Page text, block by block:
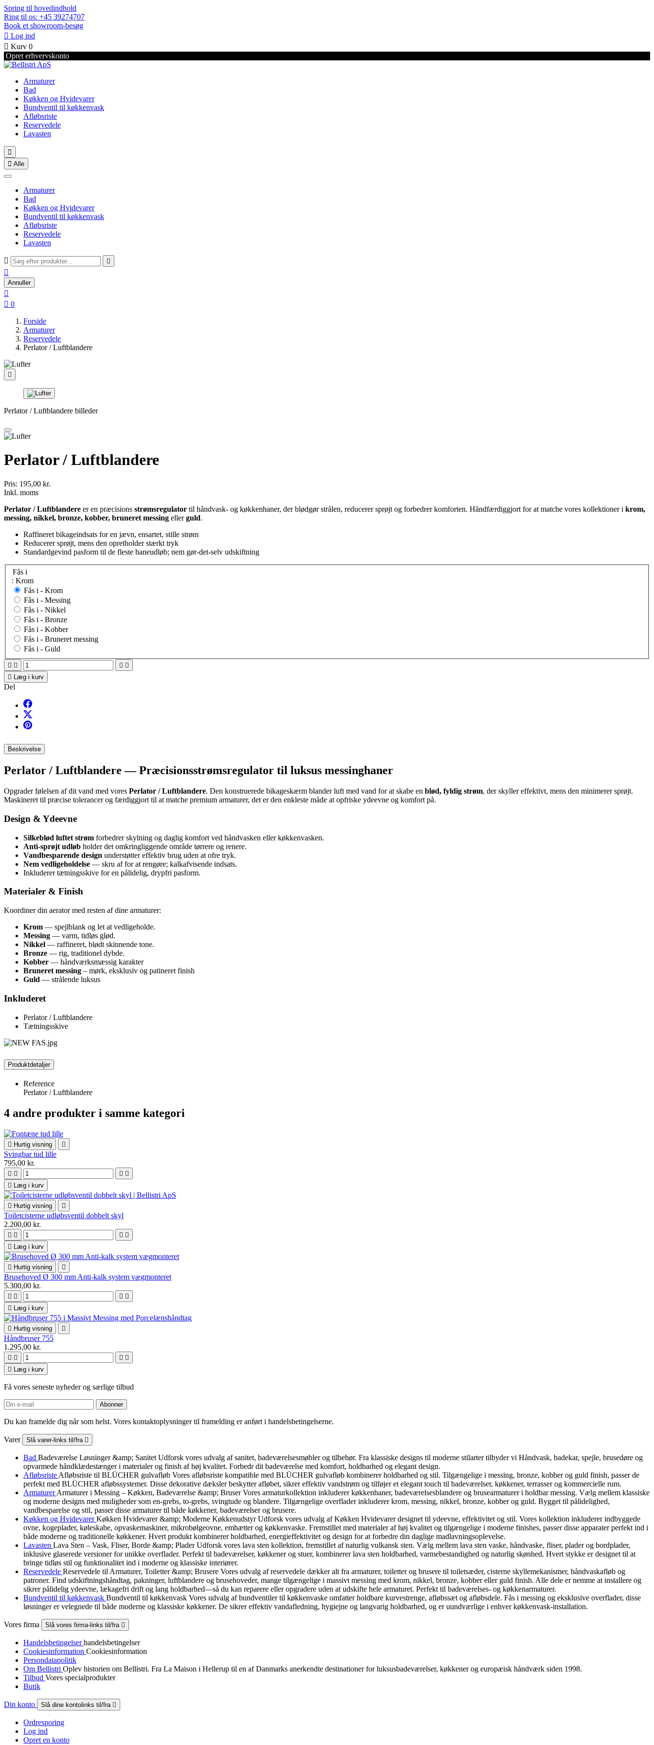
Spring til hovedindhold
Ring til os: +45 39274707
Book et showroom-besøg
 Log ind
 Kurv 0
Opret erhvervskonto
Armaturer
Bad
Køkken og Hvidevarer
Bundventil til køkkenvask
Afløbsriste
Reservedele
Lavasten

 Alle
Armaturer
Bad
Køkken og Hvidevarer
Bundventil til køkkenvask
Afløbsriste
Reservedele
Lavasten
 

Annuller

 0
Forside
Armaturer
Reservedele
Perlator / Luftblandere

Perlator / Luftblandere billeder
Perlator / Luftblandere
Pris: 195,00 kr.
Inkl. moms
Perlator / Luftblandere er en præcisions strømsregulator til håndvask- og køkkenhaner, der blødgør strålen, reducerer sprøjt og forbedrer komforten. Håndfærdiggjort for at matche vores kollektioner i krom,
messing, nikkel, bronze, kobber, bruneret messing ellerguld.
Raffineret bikageindsats for en jævn, ensartet, stille strøm
Reducerer sprøjt, mens den opretholder stærkt tryk
Standardgevind pasform til de fleste haneudløb; nem gør-det-selv udskiftning
Fås i
: Krom
Fås i - Krom
Fås i - Messing
Fås i - Nikkel
Fås i - Bronze
Fås i - Kobber
Fås i - Bruneret messing
Fås i - Guld
   
 Læg i kurv
Del
Beskrivelse
Perlator / Luftblandere — Præcisionsstrømsregulator til luksus messinghaner
Opgrader følelsen af dit vand med vores Perlator / Luftblandere. Den konstruerede bikageskærm blander luft med vand for at skabe en blød, fyldig strøm, der skyller effektivt, mens den minimerer sprøjt.
Maskineret til præcise tolerancer og færdiggjort til at matche premium armaturer, det er den enkleste måde at opfriske ydeevne og komfort på.
Design & Ydeevne
Silkeblød luftet strøm forbedrer skylning og daglig komfort ved håndvasken eller køkkenvasken.
Anti-sprøjt udløb holder det omkringliggende område tørrere og renere.
Vandbesparende design understøtter effektiv brug uden at ofre tryk.
Nem vedligeholdelse — skru af for at rengøre; kalkafvisende indsats.
Inkluderer tætningsskive for en pålidelig, drypfri pasform.
Materialer & Finish
Koordiner din aerator med resten af dine armaturer:
Krom — spejlblank og let at vedligeholde.
Messing — varm, tidløs glød.
Nikkel — raffineret, blødt skinnende tone.
Bronze — rig, traditionel dybde.
Kobber — håndværksmæssig karakter
Bruneret messing – mørk, eksklusiv og patineret finish
Guld — strålende luksus
Inkluderet
Perlator / Luftblandere
Tætningsskive
Produktdetaljer
Reference
Perlator / Luftblandere
4 andre produkter i samme kategori
 Hurtig visning 
Svingbar tud lille
795,00 kr.
   
 Læg i kurv
 Hurtig visning 
Toiletcisterne udløbsventil dobbelt skyl
2.200,00 kr.
   
 Læg i kurv
 Hurtig visning 
Brusehoved Ø 300 mm Anti-kalk system vægmonteret
5.300,00 kr.
   
 Læg i kurv
 Hurtig visning 
Håndbruser 755
1.295,00 kr.
   
 Læg i kurv
Få vores seneste nyheder og særlige tilbud
Du kan framelde dig når som helst. Vores kontaktoplysninger til framelding er anført i handelsbetingelserne.
Varer Slå varer-links til/fra 
Bad Badeværelse Løsninger &amp; Sanitet Udforsk vores udvalg af sanitet, badeværelsesmøbler og tilbehør. Fra klassiske designs til moderne stilarter tilbyder vi Håndvask, badekar, spejle, brusedøre og
opvarmede håndklædestænger i materialer og finish af høj kvalitet. Forbedr dit badeværelse med komfort, holdbarhed og elegant design.
Afløbsriste Afløbsriste til BLÜCHER gulvafløb Vores afløbsriste kompatible med BLÜCHER gulvafløb kombinerer holdbarhed og stil. Tilgængelige i messing, bronze, kobber og guld finish, passer de
perfekt med BLÜCHER afløbssystemer. Disse dekorative dæksler beskytter afløbet, sikrer effektiv vandstrøm og tilføjer et elegant touch til badeværelser, køkkener, terrasser og kommercielle rum.
ArmaturerArmaturer i Messing – Køkken, Badeværelse &amp; Bruser Vores armaturkollektion inkluderer køkkenhaner, badeværelsesblandere og brusearmaturer i holdbar messing. Vælg mellem klassiske
og moderne designs med muligheder som en-grebs, to-grebs, svingtude og blandere. Tilgængelige overflader inkluderer krom, messing, nikkel, bronze, kobber og guld. Bygget til pålidelighed,
vandbesparelse og stil, passer disse armaturer til både køkkener, badeværelser og brusere.
Køkken og HvidevarerKøkken Hvidevarer &amp; Moderne Køkkenudstyr Udforsk vores udvalg af Køkken Hvidevarer designet til ydeevne, effektivitet og stil. Vores kollektion inkluderer indbyggede
ovne, kogeplader, køleskabe, opvaskemaskiner, mikrobølgeovne, emhætter og køkkenvaske. Fremstillet med materialer af høj kvalitet og tilgængelige i moderne finishes, passer disse apparater perfekt ind i
både moderne og traditionelle køkkener. Hvert produkt kombinerer holdbarhed, energieffektivitet og design for at forbedre din daglige madlavningsoplevelse.
Lavasten Lava Sten – Vask, Fliser, Borde &amp; Plader Udforsk vores lava sten kollektion, fremstillet af naturlig vulkansk sten. Vælg mellem lava sten vaske, håndvaske, fliser, plader og bordplader,
inklusive glaserede versioner for unikke overflader. Perfekt til badeværelser, køkkener og stuer, kombinerer lava sten holdbarhed, varmebestandighed og naturlig skønhed. Hvert stykke er designet til at
bringe tidløs stil og funktionalitet ind i moderne og klassiske interiører.
Reservedele Reservedele til Armaturer, Toiletter &amp; Brusere Vores udvalg af reservedele dækker alt fra armaturer, toiletter og brusere til toiletsæder, cisterne skyllemekanismer, håndvaskafløb og
patroner. Find udskiftningshåndtag, pakninger, luftblandere og brusehoveder, mange tilgængelige i massivt messing med krom, nikkel, bronze, kobber eller guld finish. Alle dele er nemme at installere og
sikrer pålidelig ydeevne, lækagefri drift og lang holdbarhed—så du kan reparere eller opgradere uden at udskifte hele armaturet. Perfekt til badeværelses- og køkkenarmaturer.
Bundventil til køkkenvask Bundventil til køkkenvask Vores udvalg af bundventiler til køkkenvaske omfatter holdbare kurvestrenge, afløbssæt og afløbsdele. Fås i messing og eksklusive overflader, disse
løsninger er velegnede til både moderne og klassiske køkkener. De sikrer effektiv vandafledning, hygiejne og langvarig holdbarhed, og er uundværlige i enhver køkkenvask-installation.
Vores firma Slå vores firma-links til/fra 
Handelsbetingelserhandelsbetingelser
Cookiesinformation Cookiesinformation
Persondatapolitik
Om Bellistri Oplev historien om Bellistri. Fra La Maison i Hellerup til en af Danmarks anerkendte destinationer for luksus­badeværelser, køkkener og europæisk håndværk siden 1998.
Tilbud Vores specialprodukter
Butik
Din konto Slå dine kontolinks til/fra 
Ordresporing
Log ind
Opret en konto